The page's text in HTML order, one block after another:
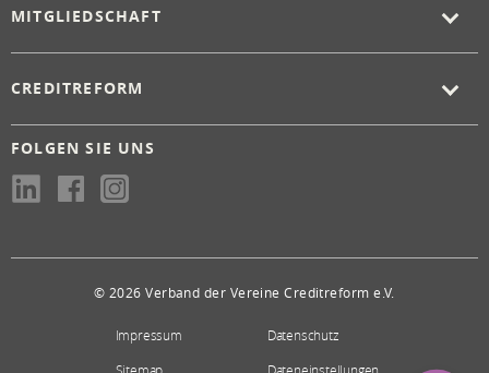
MITGLIEDSCHAFT
CREDITREFORM
FOLGEN SIE UNS
© 2026 Verband der Vereine Creditreform e.V.
Impressum
Datenschutz